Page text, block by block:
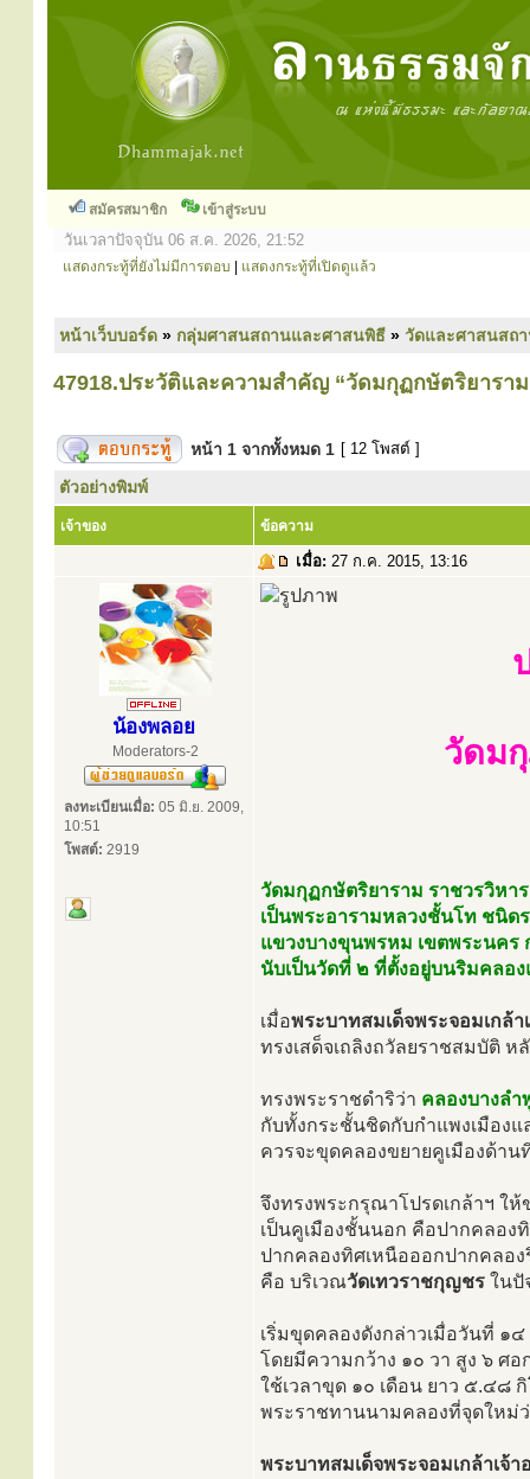
สมัครสมาชิก เข้าสู่ระบบ
วันเวลาปัจจุบัน 06 ส.ค. 2026, 21:52
แสดงกระทู้ที่ยังไม่มีการตอบ แสดงกระทู้ที่เปิดดูแล้ว
หน้าเว็บบอร์ด » กลุ่มศาสนสถานและศาสนพิธี » วัดและศาสนสถ
47918.ประวัติและความสำคัญ “วัดมกุฏกษัตริยารา
หน้า 1 จากทั้งหมด 1 [ 12 โพสต์ ]
ตัวอย่างพิมพ์
เจ้าของ ข้อความ
เมื่อ: 27 ก.ค. 2015, 13:16
น้องพลอย
Moderators-2
ลงทะเบียนเมื่อ: 05 มิ.ย. 2009,
10:51
โพสต์: 2919
วัดม
วัดมกุฏกษัตริยาราม ราชวรวิหาร
เป็นพระอารามหลวงชั้นโท ชนิด
แขวงบางขุนพรหม เขตพระนคร
นับเป็นวัดที่ ๒ ที่ตั้งอยู่บนริมคลอ
เมื่อพระบาทสมเด็จพระจอมเกล้
ทรงเสด็จเถลิงถวัลยราชสมบัติ
ทรงพระราชดำริว่า คลองบางลำ
กับทั้งกระชั้นชิดกับกำแพงเมือง
ควรจะขุดคลองขยายคูเมืองด้าน
จึงทรงพระกรุณาโปรดเกล้าฯ ใ
เป็นคูเมืองชั้นนอก คือปากคลอง
ปากคลองทิศเหนือออกปากคลอ
คือ บริเวณวัดเทวราชกุญชร ในปั
เริ่มขุดคลองดังกล่าวเมื่อวันที่ ๑
โดยมีความกว้าง ๑๐ วา สูง ๖ ศอ
ใช้เวลาขุด ๑๐ เดือน ยาว ๕.๔๘ กิ
พระราชทานนามคลองที่จุดใหม่
พระบาทสมเด็จพระจอมเกล้าเจ้า